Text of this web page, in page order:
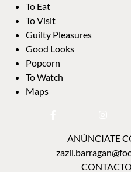
To Eat
To Visit
Guilty Pleasures
Good Looks
Popcorn
To Watch
Maps
ANÚNCIATE